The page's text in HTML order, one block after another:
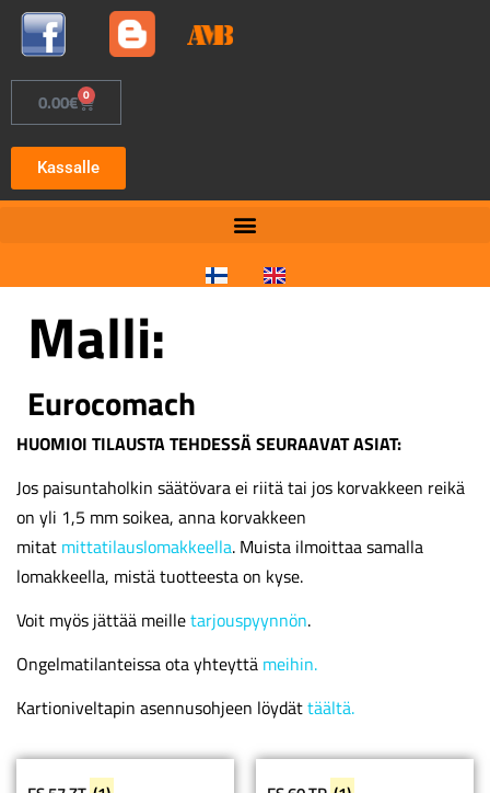
0.00€ 0
Kassalle
Malli:
Eurocomach
HUOMIOI TILAUSTA TEHDESSÄ SEURAAVAT ASIAT:
Jos paisuntaholkin säätövara ei riitä tai jos korvakkeen reikä
on yli 1,5 mm soikea, anna korvakkeen
mitat mittatilauslomakkeella. Muista ilmoittaa samalla
lomakkeella, mistä tuotteesta on kyse.
Voit myös jättää meilletarjouspyynnön.
Ongelmatilanteissa ota yhteyttä meihin.
Kartioniveltapin asennusohjeen löydättäältä.